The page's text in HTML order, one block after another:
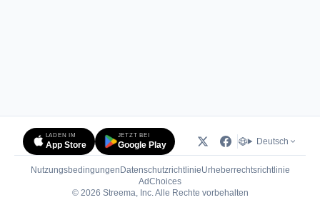
LADEN IM
App Store
JETZT BEI
Google Play Deutsch
Nutzungsbedingungen DatenschutzrichtlinieUrheberrechtsrichtlinie
AdChoices(öffnet in neuem Tab)
© 2026 Streema, Inc. Alle Rechte vorbehalten